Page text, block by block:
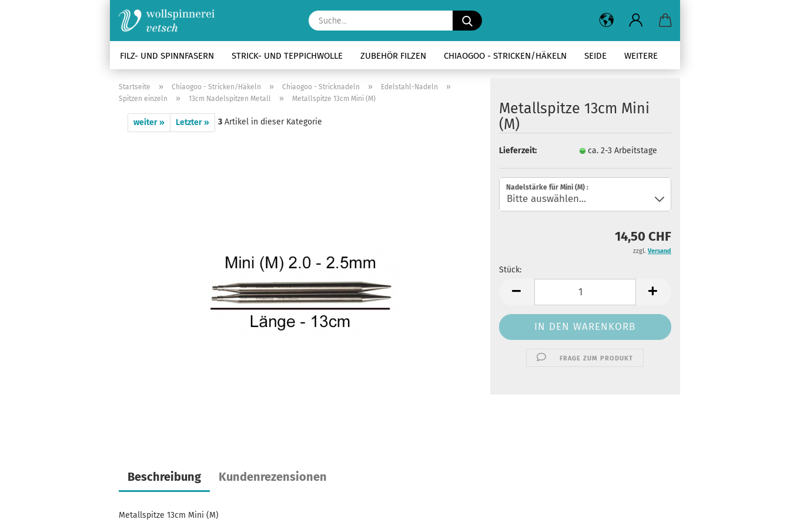
Suche...
FILZ- UND SPINNFASERN STRICK- UND TEPPICHWOLLE ZUBEHÖR FILZEN CHIAOGOO - STRICKEN/HÄKELN SEIDE WEITERE
Startseite » Chiaogoo - Stricken/Häkeln » Chiaogoo - Stricknadeln » Edelstahl-Nadeln »
Spitzen einzeln » 13cm Nadelspitzen Metall » Metallspitze 13cm Mini (M)
weiter » Letzter » 3 Artikel in dieser Kategorie
Metallspitze 13cm Mini
(M)
Lieferzeit: ca. 2-3 Arbeitstage
Nadelstärke für Mini (M) :
14,50 CHF
zzgl. Versand
Stück:
Stück
FRAGE ZUM PRODUKT
Beschreibung Kundenrezensionen
Metallspitze 13cm Mini (M)